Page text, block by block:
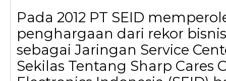
Pada 2012 PT SEID
penghargaan dari rekor
sebagai Jaringan Service
Sekilas Tentang Sharp Cares